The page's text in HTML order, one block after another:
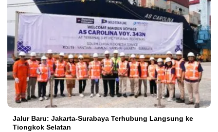
Jalur Baru: Jakarta-Surabaya Terhubung Langsung ke
Tiongkok Selatan